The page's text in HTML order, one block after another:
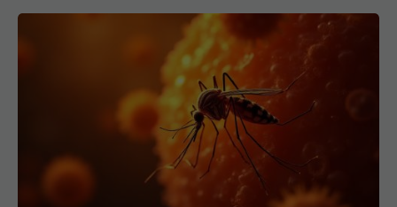
Ce este virusul Chikungunya. Fii atent la asta
dacă te-a înțepat un țânțar. Atacă articulațiile!